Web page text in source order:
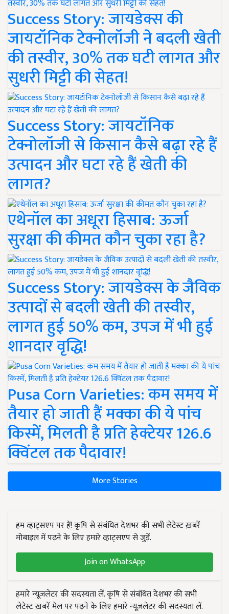
Success Story: जायडेक्स की
जायटॉनिक टेक्नोलॉजी ने बदली खेती
की तस्वीर, 30% तक घटी लागत और
सुधरी मिट्टी की सेहत!
Success Story: जायटॉनिक
टेक्नोलॉजी से किसान कैसे बढ़ा रहे हैं
उत्पादन और घटा रहे हैं खेती की
लागत?
एथेनॉल का अधूरा हिसाब: ऊर्जा
सुरक्षा की कीमत कौन चुका रहा है?
Success Story: जायडेक्स के जैविक
उत्पादों से बदली खेती की तस्वीर,
लागत हुई 50% कम, उपज में भी हुई
शानदार वृद्धि!
Pusa Corn Varieties: कम समय में
तैयार हो जाती हैं मक्का की ये पांच
किस्में, मिलती है प्रति हेक्टेयर 126.6
क्विंटल तक पैदावार!
More Stories
हम व्हाट्सएप पर हैं! कृषि से संबंधित देशभर की सभी लेटेस्ट ख़बरें
मोबाइल में पढ़ने के लिए हमारे व्हाट्सएप से जुड़ें.
Join on WhatsApp
हमारे न्यूज़लेटर की सदस्यता लें. कृषि से संबंधित देशभर की सभी
लेटेस्ट ख़बरें मेल पर पढ़ने के लिए हमारे न्यूज़लेटर की सदस्यता लें.